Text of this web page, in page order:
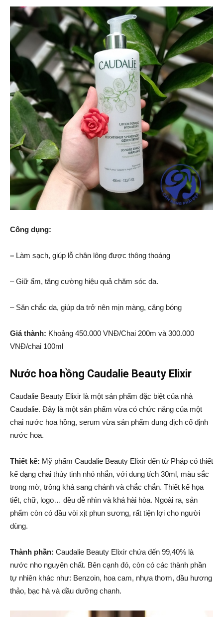
Công dụng:
– Làm sạch, giúp lỗ chân lông được thông thoáng
– Giữ ẩm, tăng cường hiệu quả chăm sóc da.
– Săn chắc da, giúp da trở nên mịn màng, căng bóng
Giá thành: Khoảng 450.000 VNĐ/Chai 200m và 300.000
VNĐ/chai 100ml
Nước hoa hồng Caudalie Beauty Elixir
Caudalie Beauty Elixir là một sản phẩm đặc biệt của nhà
Caudalie. Đây là một sản phẩm vừa có chức năng của một
chai nước hoa hồng, serum vừa sản phẩm dung dịch cố định
nước hoa.
Thiết kế: Mỹ phẩm Caudalie Beauty Elixir đến từ Pháp có thiết
kế dạng chai thủy tinh nhỏ nhắn, với dung tích 30ml, màu sắc
trong mờ, trông khá sang chảnh và chắc chắn. Thiết kế họa
tiết, chữ, logo… đều dễ nhìn và khá hài hòa. Ngoài ra, sản
phẩm còn có đầu vòi xịt phun sương, rất tiện lợi cho người
dùng.
Thành phần: Caudalie Beauty Elixir chứa đến 99,40% là
nước nho nguyên chất. Bên cạnh đó, còn có các thành phần
tự nhiên khác như: Benzoin, hoa cam, nhựa thơm, dầu hương
thảo, bạc hà và dầu dưỡng chanh.